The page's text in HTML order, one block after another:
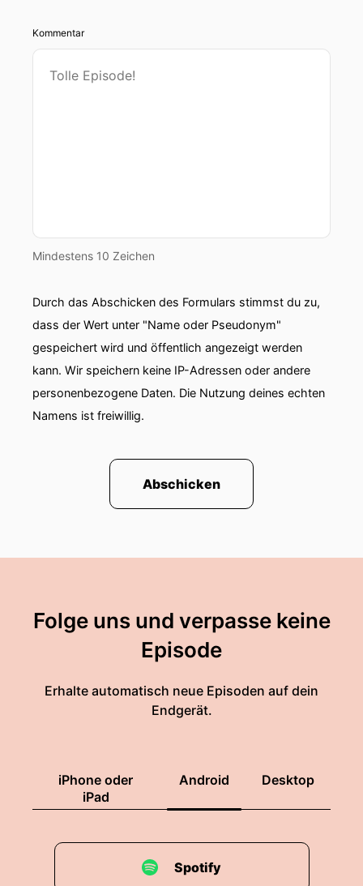
Kommentar
Mindestens 10 Zeichen
Durch das Abschicken des Formulars stimmst du zu,
dass der Wert unter "Name oder Pseudonym"
gespeichert wird und öffentlich angezeigt werden
kann. Wir speichern keine IP-Adressen oder andere
personenbezogene Daten. Die Nutzung deines echten
Namens ist freiwillig.
Abschicken
Folge uns und verpasse keine
Episode
Erhalte automatisch neue Episoden auf dein
Endgerät.
iPhone oder
iPad
Android Desktop
Spotify